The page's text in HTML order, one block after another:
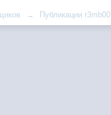
→ Публикации r3mb00